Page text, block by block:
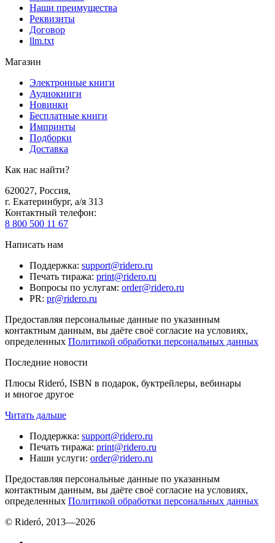
Наши преимущества
Реквизиты
Договор
llm.txt
Магазин
Электронные книги
Аудиокниги
Новинки
Бесплатные книги
Импринты
Подборки
Доставка
Как нас найти?
620027, Россия,
г. Екатеринбург, а/я 313
Контактный телефон:
8 800 500 11 67
Написать нам
Поддержка: support@ridero.ru
Печать тиража: print@ridero.ru
Вопросы по услугам: order@ridero.ru
PR: pr@ridero.ru
Предоставляя персональные данные по указанным
контактным данным, вы даёте своё согласие на условиях,
определенных Политикой обработки персональных данных
Последние новости
Плюсы Rideró, ISBN в подарок, буктрейлеры, вебинары
и многое другое
Читать дальше
Поддержка: support@ridero.ru
Печать тиража: print@ridero.ru
Наши услуги: order@ridero.ru
Предоставляя персональные данные по указанным
контактным данным, вы даёте своё согласие на условиях,
определенных Политикой обработки персональных данных
© Rideró, 2013—2026